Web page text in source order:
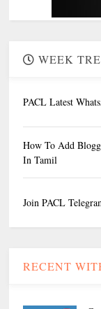
WEEK
PACL Latest
How To Add
In Tamil
Join PACL
RECENT